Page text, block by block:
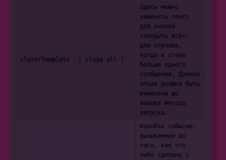
closerTemplate [ close all ]
Здесь можно
заменить текст
для кнопки
«закрыть все»,
для случаев,
когда в стеке
больше одного
сообщения. Данная
опция должна быть
изменена до
вызова метода
запуска.
Коллбэк событие,
вызываемое до
того, как что
либо сделано с